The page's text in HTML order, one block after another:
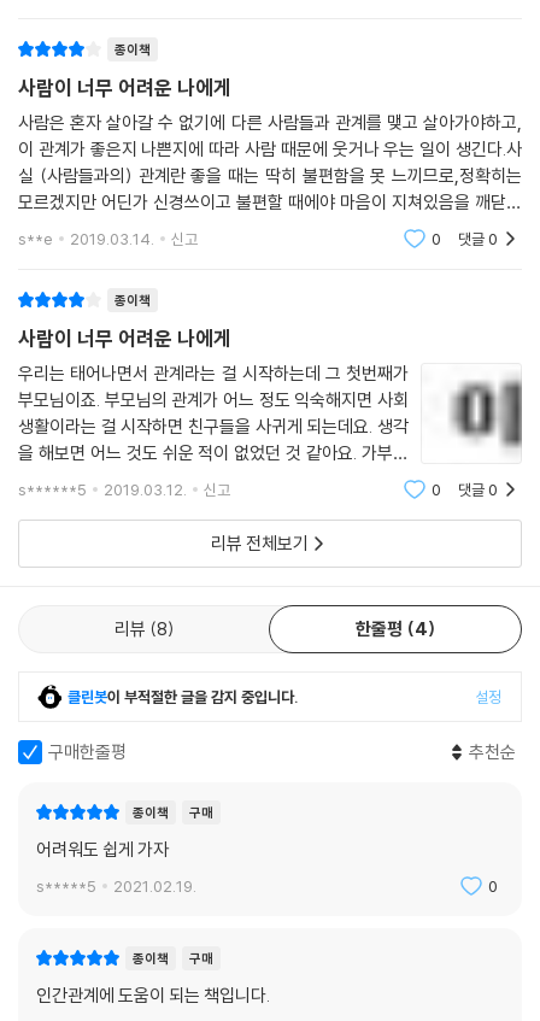
종이책
사람이 너무 어려운 나에게
사람은 혼자 살아갈 수 없기에 다른 사람들과 관계를 맺고 살아가야하고,
이 관계가 좋은지 나쁜지에 따라 사람 때문에 웃거나 우는 일이 생긴다.사
실 (사람들과의) 관계란 좋을 때는 딱히 불편함을 못 느끼므로,정확히는
모르겠지만 어딘가 신경쓰이고 불편할 때에야 마음이 지쳐있음을 깨닫게
되니까 인간관계에 대해 생각하면 어렵고 답답한 기분이 들게 되는 것 같
s**e 2019.03.14. 신고 0 댓글0
종이책
사람이 너무 어려운 나에게
우리는 태어나면서 관계라는 걸 시작하는데 그 첫번째가
부모님이죠. 부모님의 관계가 어느 정도 익숙해지면 사회
생활이라는 걸 시작하면 친구들을 사귀게 되는데요. 생각
을 해보면 어느 것도 쉬운 적이 없었던 것 같아요. 가부장
적인 우리 아버지는 책임이란 걸 중요하게 생각하셨죠. 어
겁게 만들어 제 어깨에 얹어준 아버지와
s******5 2019.03.12. 신고 0 댓글0
리뷰 전체보기
리뷰 8 한줄평 4
클린봇이 부적절한 글을 감지 중입니다. 설정
구매한줄평 추천순
종이책 구매
어려워도 쉽게 가자
s*****5 2021.02.19. 0
종이책 구매
인간관계에 도움이 되는 책입니다.